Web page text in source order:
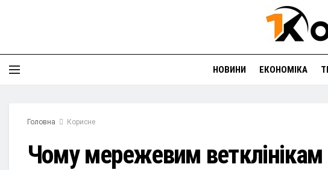
НОВИНИ ЕКОНОМІКА
Головна Корисне
Чому мережевим ветклінікам